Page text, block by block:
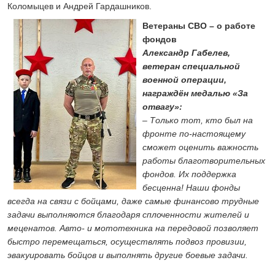
Коломыцев и Андрей Гардашников.
Ветераны СВО – о работе
фондов
Александр Габелев,
ветеран специальной
военной операции,
награждён медалью «За
отвагу»:
– Только тот, кто был на
фронте по-настоящему
сможет оценить важность
работы благотворительных
фондов. Их поддержка
бесценна! Наши фонды
всегда на связи с бойцами, даже самые финансово трудные
задачи выполняются благодаря сплоченности жителей и
меценатов. Авто- и мототехника на передовой позволяет
быстро перемещаться, осуществлять подвоз провизии,
эвакуировать бойцов и выполнять другие боевые задачи.